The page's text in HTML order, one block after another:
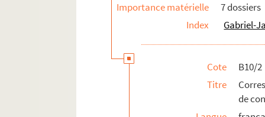
Importance matérielle
7 dossiers
Index
Gabriel-
Cote
B10/2
Titre
de